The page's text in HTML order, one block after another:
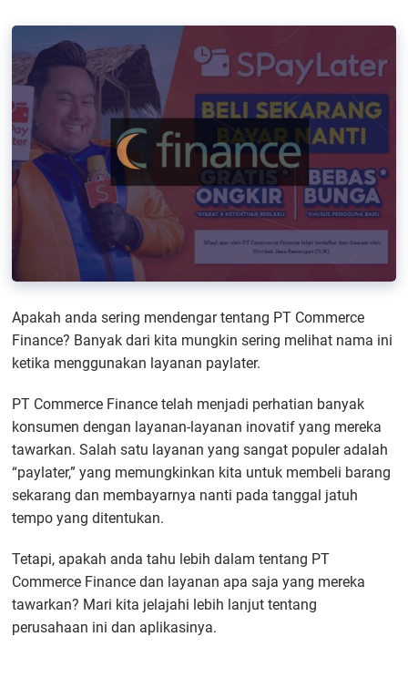
Apakah anda sering mendengar tentang PT Commerce
Finance? Banyak dari kita mungkin sering melihat nama ini
ketika menggunakan layanan paylater.
PT Commerce Finance telah menjadi perhatian banyak
konsumen dengan layanan-layanan inovatif yang mereka
tawarkan. Salah satu layanan yang sangat populer adalah
“paylater,” yang memungkinkan kita untuk membeli barang
sekarang dan membayarnya nanti pada tanggal jatuh
tempo yang ditentukan.
Tetapi, apakah anda tahu lebih dalam tentang PT
Commerce Finance dan layanan apa saja yang mereka
tawarkan? Mari kita jelajahi lebih lanjut tentang
perusahaan ini dan aplikasinya.